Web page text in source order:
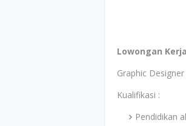
Lowongan
Graphic
Kualifikasi :
Pendidikan